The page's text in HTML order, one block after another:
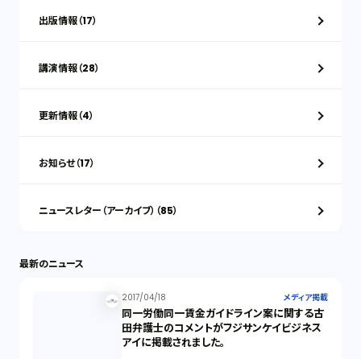
出版情報（17）
講演情報（28）
更新情報（4）
お知らせ（17）
ニュースレター（アーカイブ）（85）
最新のニュース
2017/04/18 メディア掲載
同一労働同一賃金ガイドライン案に関する古
田弁護士のコメントがフジサンケイビジネス
アイに掲載されました。